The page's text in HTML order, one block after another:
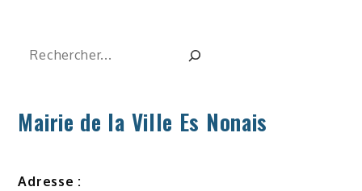
Rechercher
Mairie de la Ville Es Nonais
Adresse :